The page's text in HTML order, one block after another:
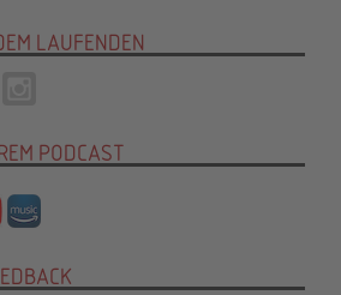
LAUFENDEN
PODCAST